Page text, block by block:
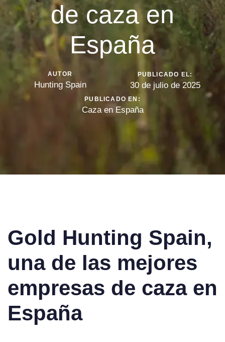
de caza en
España
AUTOR
Hunting Spain
PUBLICADO EL:
30 de julio de 2025
PUBLICADO EN:
Caza en España
Gold Hunting Spain,
una de las mejores
empresas de caza en
España